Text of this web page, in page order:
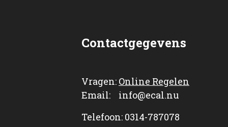
Contactgegevens
Vragen: Online Regelen
Email: info@ecal.nu
Telefoon: 0314-787078